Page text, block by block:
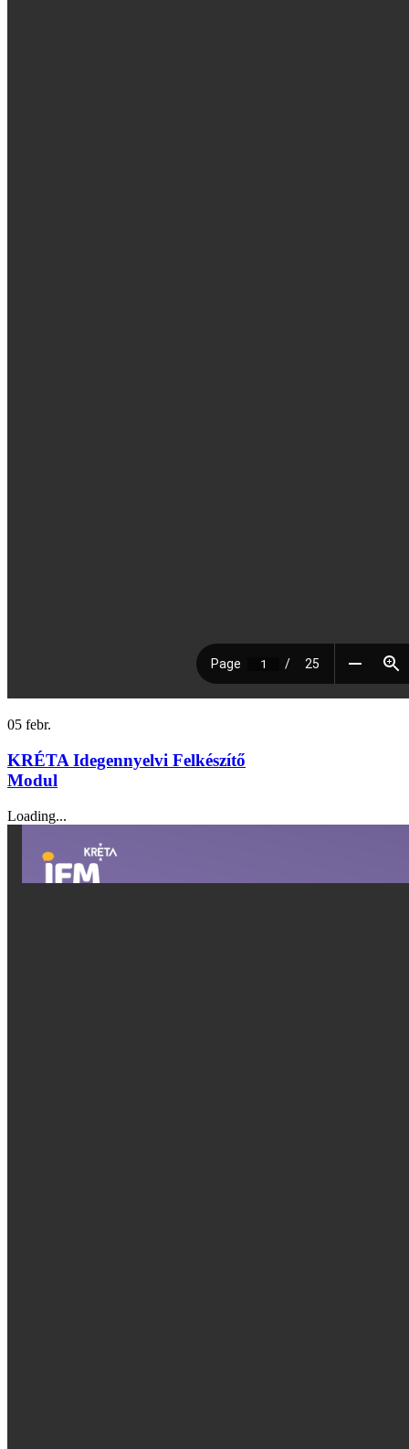
05 febr.
KRÉTA Idegennyelvi Felkészítő
Modul
Loading...